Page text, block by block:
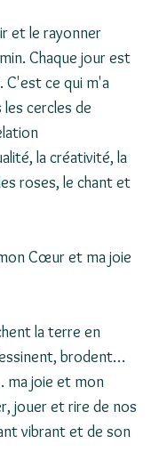
et le rayonner
Chaque jour est
C'est ce qui m'a
cercles de
la créativité, la
roses, le chant et
Cœur et ma joie
la terre en
brodent…
ma joie et mon
jouer et rire de nos
vibrant et de son